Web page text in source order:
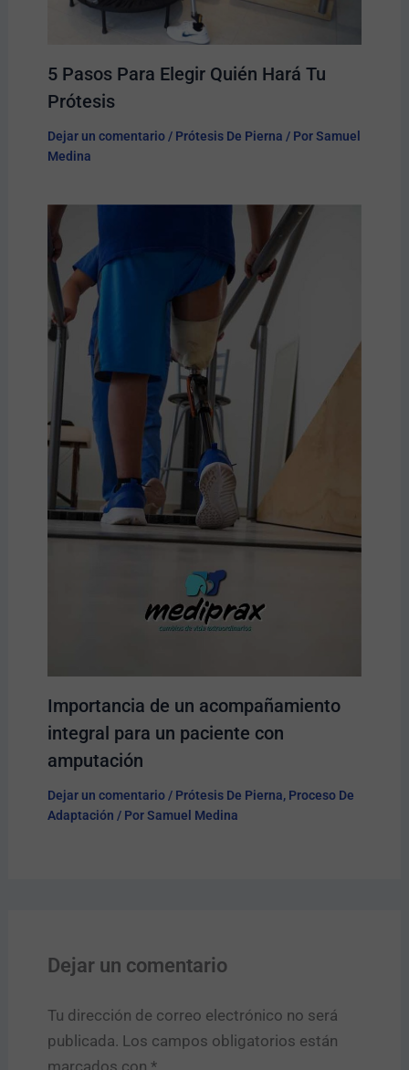
5 Pasos Para Elegir Quién Hará Tu
Prótesis​
Dejar un comentario / Prótesis De Pierna / PorSamuel
Medina
Importancia de un acompañamiento
integral para un paciente con
amputación
Dejar un comentario / Prótesis De Pierna, Proceso De
Adaptación / PorSamuel Medina
Dejar un comentario
Tu dirección de correo electrónico no será
publicada. Los campos obligatorios están
marcados con *